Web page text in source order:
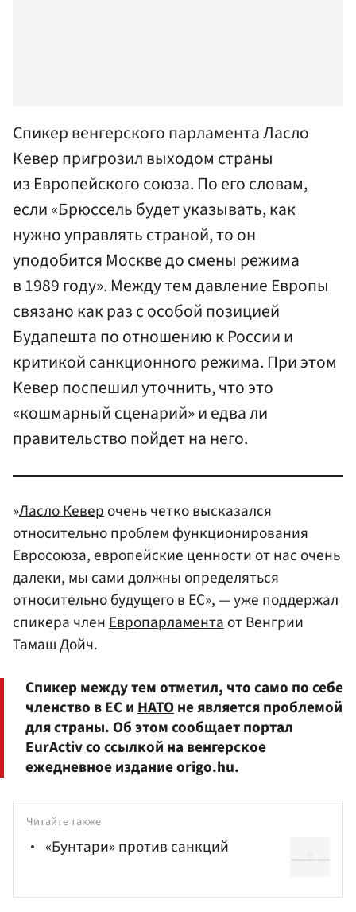
Cпикер венгерского парламента Ласло
Кевер пригрозил выходом страны
из Европейского союза. По его словам,
если «Брюссель будет указывать, как
нужно управлять страной, то он
уподобится Москве до смены режима
в 1989 году». Между тем давление Европы
связано как раз с особой позицией
Будапешта по отношению к России и
критикой санкционного режима. При этом
Кевер поспешил уточнить, что это
«кошмарный сценарий» и едва ли
правительство пойдет на него.
»Ласло Кевер очень четко высказался
относительно проблем функционирования
Евросоюза, европейские ценности от нас очень
далеки, мы сами должны определяться
относительно будущего в ЕС», — уже поддержал
спикера член Европарламента от Венгрии
Тамаш Дойч.
Спикер между тем отметил, что само по себе
членство в ЕС иНАТОне является проблемой
для страны. Об этом сообщает портал
EurActiv со ссылкой на венгерское
ежедневное издание origo.hu.
Читайте также
«Бунтари» против санкций